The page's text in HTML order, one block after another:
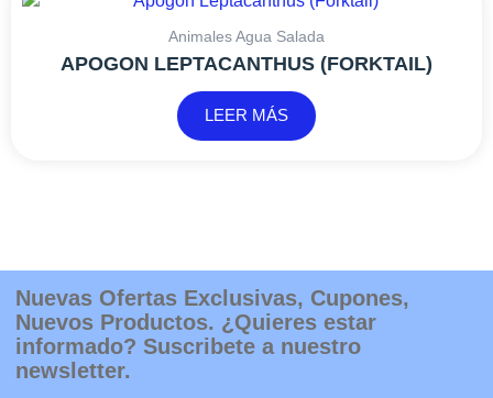
producto
Animales Agua Salada
APOGON LEPTACANTHUS (FORKTAIL)
LEER MÁS
Nuevas Ofertas Exclusivas, Cupones,
Nuevos Productos. ¿Quieres estar
informado? Suscribete a nuestro
newsletter.